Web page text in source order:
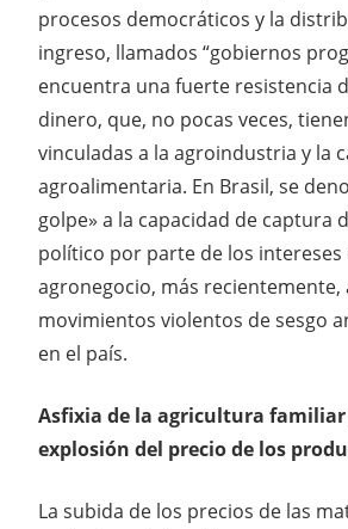
procesos democráticos y la
ingreso, llamados “gobiernos
encuentra una fuerte resistencia
dinero, que, no pocas veces,
vinculadas a la agroindustria y la
agroalimentaria. En Brasil, se
golpe» a la capacidad de captura
político por parte de los intereses
agronegocio, más recientemente,
movimientos violentos de sesgo
en el país.
Asfixia de la agricultura familiar
explosión del precio de los
La subida de los precios de las